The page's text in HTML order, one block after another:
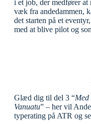
i et job, der medfører
væk fra andedammen,
det starten på et
med at blive pilot og
Glæd dig til del 3 “Med
Vanuatu” – her vil
typerating på ATR og